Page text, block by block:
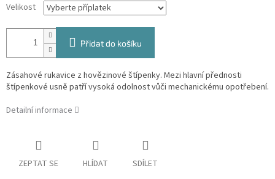
Velikost
Přidat do košíku
Zásahové rukavice z hovězinové štípenky. Mezi hlavní přednosti
štípenkové usně patří vysoká odolnost vůči mechanickému opotřebení.
Detailní informace
ZEPTAT SE HLÍDAT SDÍLET